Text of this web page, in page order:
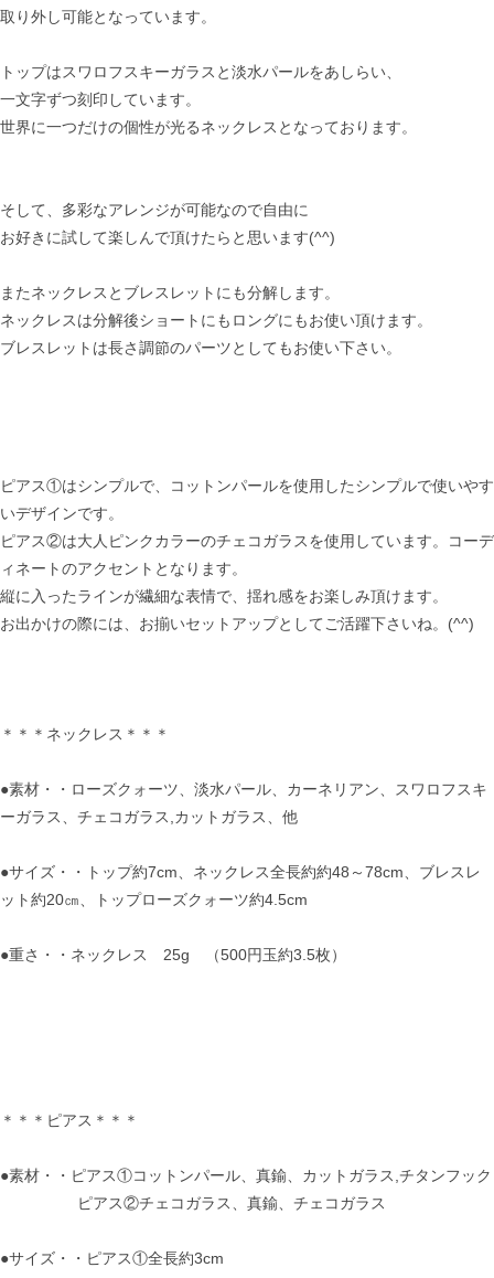
取り外し可能となっています。
トップはスワロフスキーガラスと淡水パールをあしらい、
一文字ずつ刻印しています。
世界に一つだけの個性が光るネックレスとなっております。
そして、多彩なアレンジが可能なので自由に
お好きに試して楽しんで頂けたらと思います(^^)
またネックレスとブレスレットにも分解します。
ネックレスは分解後ショートにもロングにもお使い頂けます。
ブレスレットは長さ調節のパーツとしてもお使い下さい。
ピアス①はシンプルで、コットンパールを使用したシンプルで使いやす
いデザインです。
ピアス②は大人ピンクカラーのチェコガラスを使用しています。コーデ
ィネートのアクセントとなります。
縦に入ったラインが繊細な表情で、揺れ感をお楽しみ頂けます。
お出かけの際には、お揃いセットアップとしてご活躍下さいね。(^^)
＊＊＊ネックレス＊＊＊
●素材・・ローズクォーツ、淡水パール、カーネリアン、スワロフスキ
ーガラス、チェコガラス,カットガラス、他
●サイズ・・トップ約7cm、ネックレス全長約約48～78cm、ブレスレ
ット約20㎝、トップローズクォーツ約4.5cm
●重さ・・ネックレス 25g （500円玉約3.5枚）
＊＊＊ピアス＊＊＊
●素材・・ピアス①コットンパール、真鍮、カットガラス,チタンフック
ピアス②チェコガラス、真鍮、チェコガラス
●サイズ・・ピアス①全長約3cm